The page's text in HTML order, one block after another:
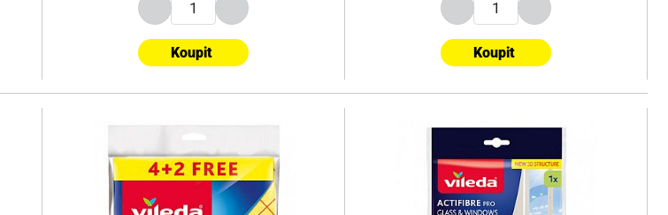
Koupit Koupit